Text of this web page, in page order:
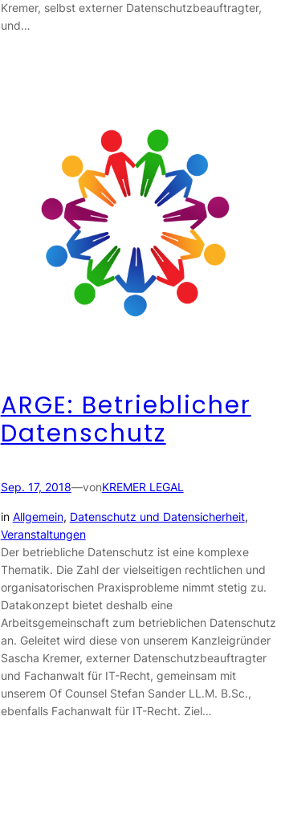
Kremer, selbst externer Datenschutzbeauftragter,
und…
ARGE: Betrieblicher
Datenschutz
Sep. 17, 2018—vonKREMER LEGAL
in Allgemein, Datenschutz und Datensicherheit
Veranstaltungen
Der betriebliche Datenschutz ist eine komplexe
Thematik. Die Zahl der vielseitigen rechtlichen und
organisatorischen Praxisprobleme nimmt stetig zu.
Datakonzept bietet deshalb eine
Arbeitsgemeinschaft zum betrieblichen Datenschutz
an. Geleitet wird diese von unserem Kanzleigründer
Sascha Kremer, externer Datenschutzbeauftragter
und Fachanwalt für IT-Recht, gemeinsam mit
unserem Of Counsel Stefan Sander LL.M. B.Sc.,
ebenfalls Fachanwalt für IT-Recht. Ziel…